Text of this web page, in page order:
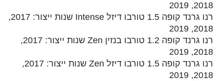
2018, 2019
רנו גרנד קופה 1.5 טורבו דיזל Intense שנות ייצור: 2017,
2018, 2019
רנו גרנד קופה 1.2 טורבו בנזין Zen שנות ייצור: 2017,
2018, 2019
רנו גרנד קופה 1.5 טורבו דיזל Zen שנות ייצור: 2017,
2018, 2019